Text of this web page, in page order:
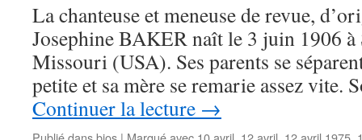
La chanteuse et meneuse de revue,
Josephine BAKER naît le 3 juin 1906
Missouri (USA). Ses parents se
petite et sa mère se remarie assez vite.
Continuer la lecture →